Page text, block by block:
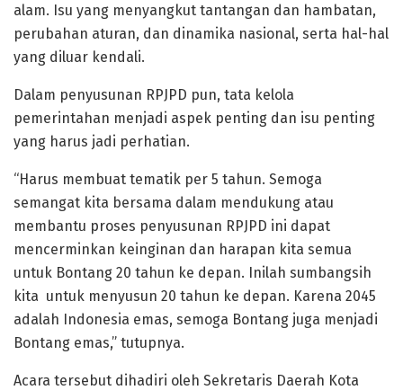
alam. Isu yang menyangkut tantangan dan hambatan,
perubahan aturan, dan dinamika nasional, serta hal-hal
yang diluar kendali.
Dalam penyusunan RPJPD pun, tata kelola
pemerintahan menjadi aspek penting dan isu penting
yang harus jadi perhatian.
“Harus membuat tematik per 5 tahun. Semoga
semangat kita bersama dalam mendukung atau
membantu proses penyusunan RPJPD ini dapat
mencerminkan keinginan dan harapan kita semua
untuk Bontang 20 tahun ke depan. Inilah sumbangsih
kita untuk menyusun 20 tahun ke depan. Karena 2045
adalah Indonesia emas, semoga Bontang juga menjadi
Bontang emas,” tutupnya.
Acara tersebut dihadiri oleh Sekretaris Daerah Kota